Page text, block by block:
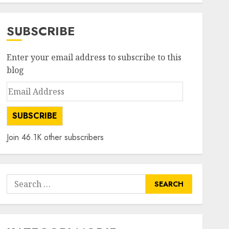
SUBSCRIBE
Enter your email address to subscribe to this
blog
Email
Address
SUBSCRIBE
Join 46.1K other subscribers
Search
for: